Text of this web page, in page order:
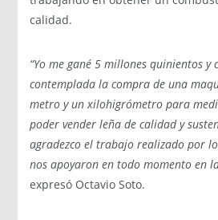
calidad.
“Yo me gané 5 millones quinientos y
contemplada la compra de una
metro y un xilohigrómetro para
poder vender leña de calidad y
agradezco el trabajo realizado por
nos apoyaron en todo momento en
expresó Octavio Soto.